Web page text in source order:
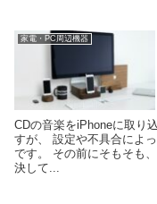
家電・PC周辺機器
CDの音楽をiPhoneに取り
すが、 設定や不具合によ
です。 その前にそもそも
決して...